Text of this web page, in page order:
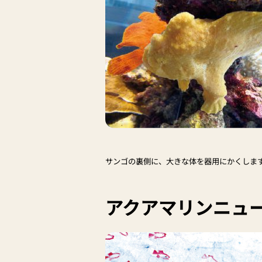
サンゴの裏側に、大きな体を器用にかくしま
アクアマリンニュ